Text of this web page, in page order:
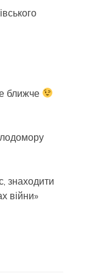
ближче
знаходити
війни»